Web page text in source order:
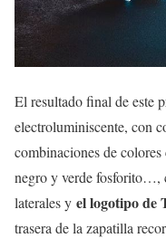
El resultado final de este
electroluminiscente, con
combinaciones de
negro y verde fosforito…,
laterales y el logotipo de
trasera de la zapatilla